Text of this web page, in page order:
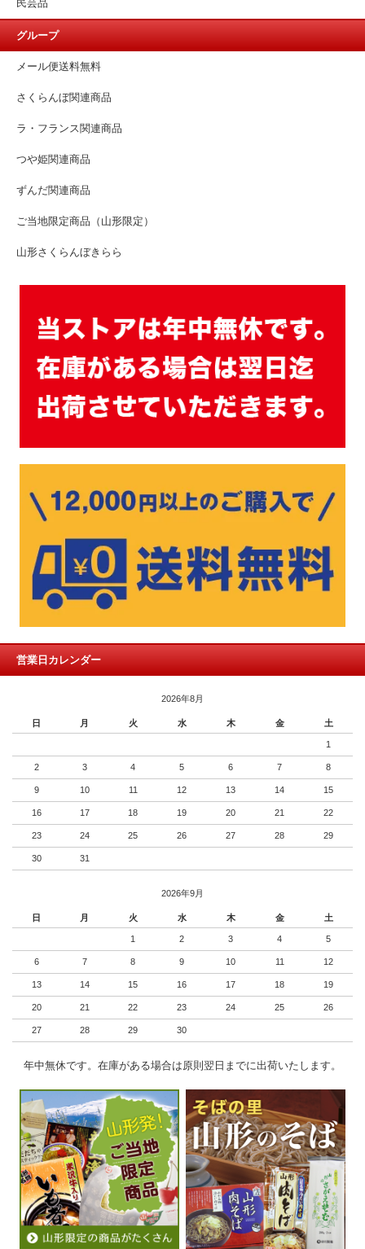
民芸品
グループ
メール便送料無料
さくらんぼ関連商品
ラ・フランス関連商品
つや姫関連商品
ずんだ関連商品
ご当地限定商品（山形限定）
山形さくらんぼきらら
営業日カレンダー
2026年8月
日 月 火 水 木 金 土
1
2 3 4 5 6 7 8
9 10 11 12 13 14 15
16 17 18 19 20 21 22
23 24 25 26 27 28 29
30 31
2026年9月
日 月 火 水 木 金 土
1 2 3 4 5
6 7 8 9 10 11 12
13 14 15 16 17 18 19
20 21 22 23 24 25 26
27 28 29 30
年中無休です。在庫がある場合は原則翌日までに出荷いたします。